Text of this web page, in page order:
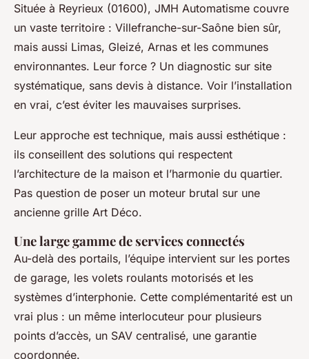
Située à Reyrieux (01600), JMH Automatisme couvre
un vaste territoire : Villefranche-sur-Saône bien sûr,
mais aussi Limas, Gleizé, Arnas et les communes
environnantes. Leur force ? Un diagnostic sur site
systématique, sans devis à distance. Voir l’installation
en vrai, c’est éviter les mauvaises surprises.
Leur approche est technique, mais aussi esthétique :
ils conseillent des solutions qui respectent
l’architecture de la maison et l’harmonie du quartier.
Pas question de poser un moteur brutal sur une
ancienne grille Art Déco.
Une large gamme de services connectés
Au-delà des portails, l’équipe intervient sur les portes
de garage, les volets roulants motorisés et les
systèmes d’interphonie. Cette complémentarité est un
vrai plus : un même interlocuteur pour plusieurs
points d’accès, un SAV centralisé, une garantie
coordonnée.